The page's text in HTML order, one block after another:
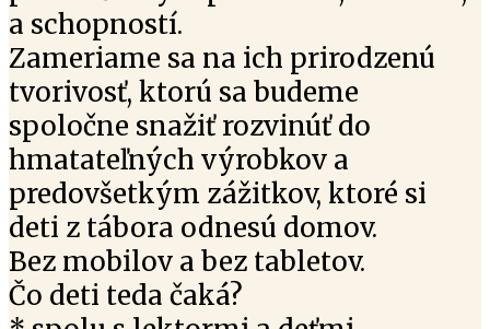
a schopností.
Zameriame sa na ich prirodzenú
tvorivosť, ktorú sa budeme
spoločne snažiť rozvinúť do
hmatateľných výrobkov a
predovšetkým zážitkov, ktoré si
deti z tábora odnesú domov.
Bez mobilov a bez tabletov.
Čo deti teda čaká?